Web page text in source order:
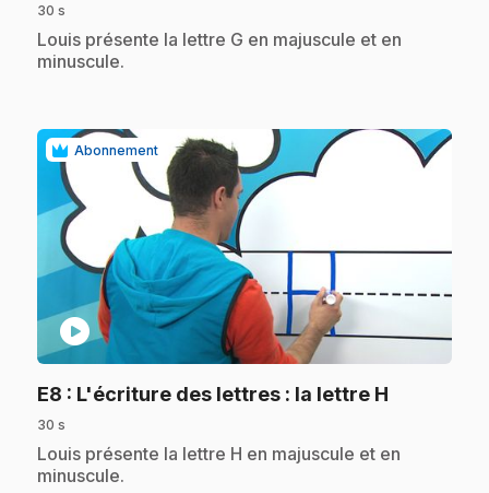
30 s
.Louis présente la lettre G en majuscule et en
minuscule.
Abonnement
play_circle
E8 : L'écriture des lettres : la lettre H
30 s
.Louis présente la lettre H en majuscule et en
minuscule.